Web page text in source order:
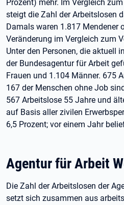
Prozent) mehr. Im Vergleich
steigt die Zahl der Arbeitslosen
Damals waren 1.817 Mendener
Veränderung im Vergleich zum
Unter den Personen, die aktuell
der Bundesagentur für Arbeit
Frauen und 1.104 Männer. 675
167 der Menschen ohne Job
567 Arbeitslose 55 Jahre und
auf Basis aller zivilen
6,5 Prozent; vor einem Jahr
Agentur für Arbeit
Die Zahl der Arbeitslosen der
setzt sich zusammen aus